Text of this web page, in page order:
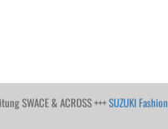
SWACE & ACROSS +++SUZUKI Fashion